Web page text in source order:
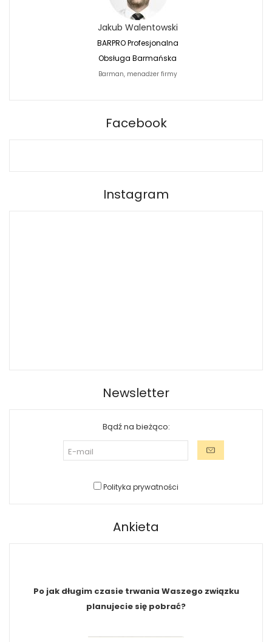
Jakub Walentowski
BARPRO Profesjonalna
Obsługa Barmańska
Barman, menadżer firmy
Facebook
Instagram
Newsletter
Bądź na bieżąco:
Polityka prywatności
Ankieta
Po jak długim czasie trwania Waszego związku
planujecie się pobrać?